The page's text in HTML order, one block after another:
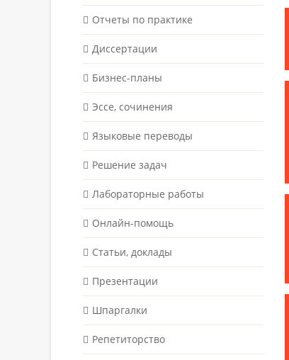
Отчеты по практике
Диссертации
Бизнес-планы
Эссе, сочинения
Языковые переводы
Решение задач
Лабораторные работы
Онлайн-помощь
Статьи, доклады
Презентации
Шпаргалки
Репетиторство